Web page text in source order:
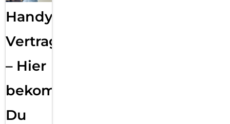
Handy
Vertragsabwicklung
– Hier
bekommst
Du